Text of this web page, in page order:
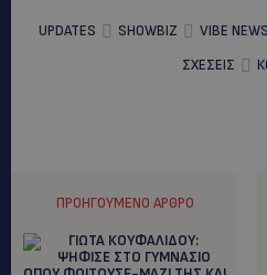
UPDATES SHOWBIZ VIBE NEWS
ΣΧΕΣΕΙΣ
ΠΡΟΗΓΟΎΜΕΝΟ ΆΡΘΡΟ